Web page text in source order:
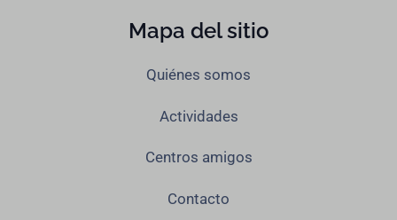
Mapa del sitio
Quiénes somos
Actividades
Centros amigos
Contacto